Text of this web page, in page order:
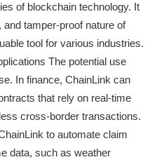
of blockchain technology. It
tamper-proof nature of
tool for various industries.
The potential use
In finance, ChainLink can
that rely on real-time
cross-border transactions.
to automate claim
data, such as weather